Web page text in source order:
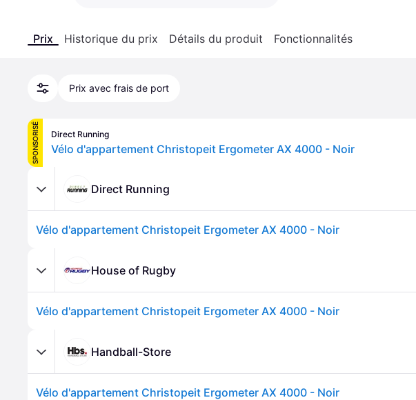
Prix Historique du prix Détails du produit Fonctionnalités
Prix avec frais de port
SPONSORISÉ Direct Running
Vélo d'appartement Christopeit Ergometer AX 4000 - Noir
Direct Running
Vélo d'appartement Christopeit Ergometer AX 4000 - Noir
House of Rugby
Vélo d'appartement Christopeit Ergometer AX 4000 - Noir
Handball-Store
Vélo d'appartement Christopeit Ergometer AX 4000 - Noir